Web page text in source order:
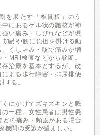
を果たす「椎間板」のう
にあるゲル状の髄核が神
い痛み・しびれなどが現
齢や腰に負担を掛ける動
くしゃみ・咳で痛みが増
MRI検査などから診断。
治療を基本とするが、改
よる歩行障害・排尿排便
する。
にかけてズキズキンと脈
一種。女性患者は男性患
の痛み・頻度がある場合
機関の受診が望ましい。